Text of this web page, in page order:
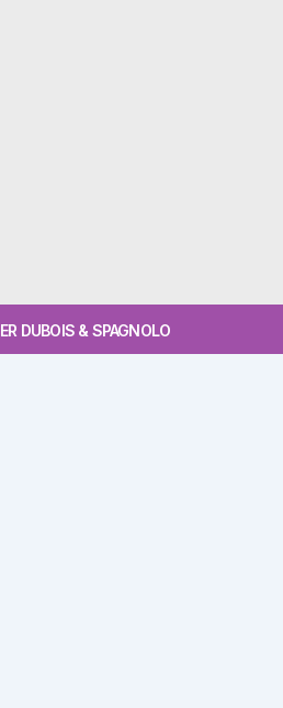
DUBOIS & SPAGNOLO